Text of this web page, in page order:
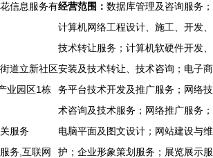
信息服务有
道立新社区
业园区1栋
服务
务,互联网
经营范围： 数据库管理及咨询服务；
计算机网络工程设计、施工、开发、
技术转让服务；计算机软硬件开发、
安装及技术转让、技术咨询；电子商
务平台技术开发及推广服务；网络技
术咨询及技术服务；网络推广服务；
电脑平面及图文设计；网站建设与维
护；企业形象策划服务；展览展示服